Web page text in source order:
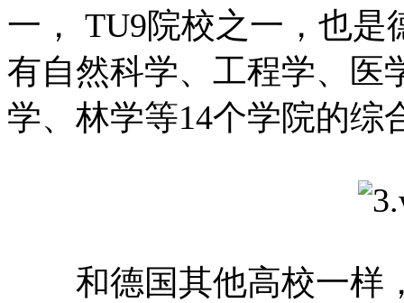
一， TU9院校之一，也
有自然科学、工程学、医
学、林学等14个学院的综
和德国其他高校一样